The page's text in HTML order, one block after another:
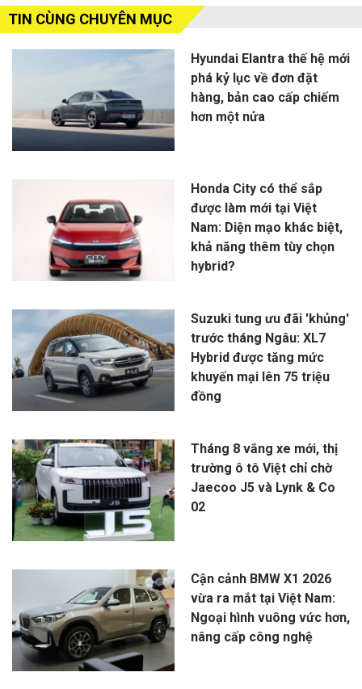
TIN CÙNG CHUYÊN MỤC
Hyundai Elantra thế hệ mới
phá kỷ lục về đơn đặt
hàng, bản cao cấp chiếm
hơn một nửa
Honda City có thể sắp
được làm mới tại Việt
Nam: Diện mạo khác biệt,
khả năng thêm tùy chọn
hybrid?
Suzuki tung ưu đãi 'khủng'
trước tháng Ngâu: XL7
Hybrid được tăng mức
khuyến mại lên 75 triệu
đồng
Tháng 8 vắng xe mới, thị
trường ô tô Việt chỉ chờ
Jaecoo J5 và Lynk & Co
02
Cận cảnh BMW X1 2026
vừa ra mắt tại Việt Nam:
Ngoại hình vuông vức hơn,
nâng cấp công nghệ